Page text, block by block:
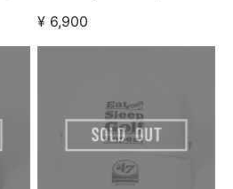
Khaki × Navy
¥ 6,900